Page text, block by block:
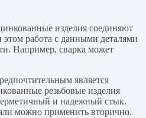
изделия соединяют
работа с данными деталями
Например, сварка может
является
резьбовые изделия
и надежный стык.
можно применить вторично.